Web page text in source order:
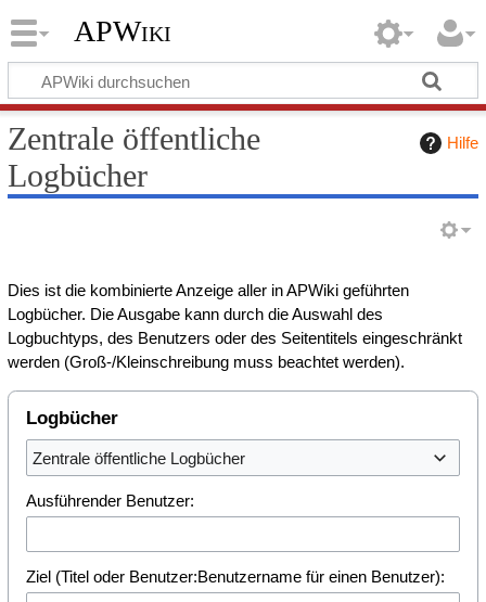
APWiki
Hilfe
Zentrale öffentliche
Logbücher
Dies ist die kombinierte Anzeige aller in APWiki geführten
Logbücher. Die Ausgabe kann durch die Auswahl des
Logbuchtyps, des Benutzers oder des Seitentitels eingeschränkt
werden (Groß-/Kleinschreibung muss beachtet werden).
Logbücher
Zentrale öffentliche Logbücher
Ausführender Benutzer:
Ziel (Titel oder Benutzer:Benutzername für einen Benutzer):